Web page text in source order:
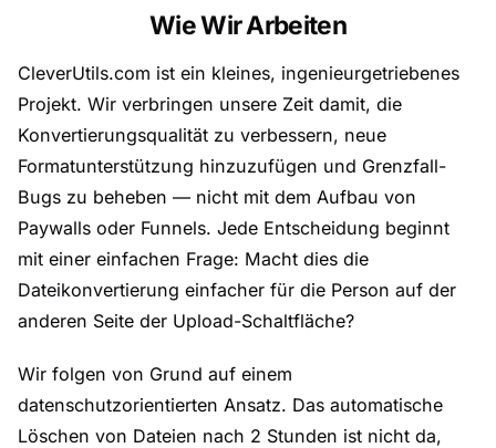
Wie Wir Arbeiten
CleverUtils.com ist ein kleines, ingenieurgetriebenes
Projekt. Wir verbringen unsere Zeit damit, die
Konvertierungsqualität zu verbessern, neue
Formatunterstützung hinzuzufügen und Grenzfall-
Bugs zu beheben — nicht mit dem Aufbau von
Paywalls oder Funnels. Jede Entscheidung beginnt
mit einer einfachen Frage: Macht dies die
Dateikonvertierung einfacher für die Person auf der
anderen Seite der Upload-Schaltfläche?
Wir folgen von Grund auf einem
datenschutzorientierten Ansatz. Das automatische
Löschen von Dateien nach 2 Stunden ist nicht da,